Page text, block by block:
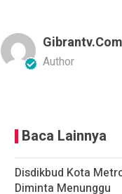
Gibrantv.com
Author
Baca Lainnya
Disdikbud Kota
Diminta Menunggu